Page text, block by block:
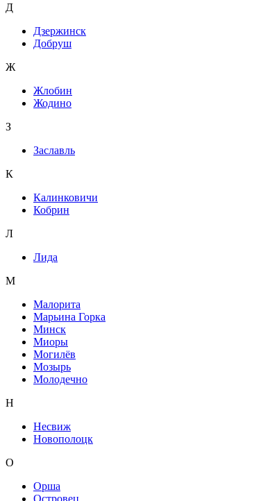
Д
Дзержинск
Добруш
Ж
Жлобин
Жодино
З
Заславль
К
Калинковичи
Кобрин
Л
Лида
М
Малорита
Марьина Горка
Минск
Миоры
Могилёв
Мозырь
Молодечно
Н
Несвиж
Новополоцк
О
Орша
Островец